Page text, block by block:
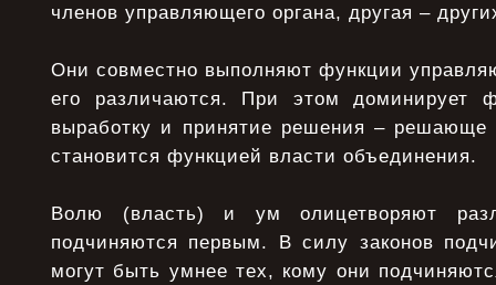
членов управляющего органа, другая –
Они совместно выполняют функции
его различаются. При этом доминирует
выработку и принятие решения –
становится функцией власти объединения.
Волю (власть) и ум олицетворяют
подчиняются первым. В силу законов
могут быть умнее тех, кому они